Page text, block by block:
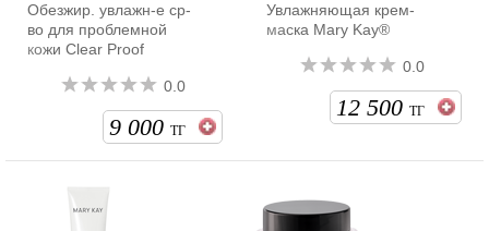
Обезжир. увлажн-е ср-
во для проблемной
кожи Clear Proof
0.0
9 000 ТГ
Увлажняющая крем-
маска Mary Kay®
0.0
12 500 ТГ